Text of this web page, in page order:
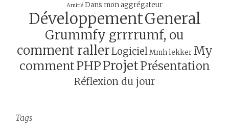
Amitié Dans mon aggrégateur
DéveloppementGeneral
Grummfy grrrrumf, ou
comment rallerLogiciel Mmh lekker My
commentPHPProjetPrésentation
Réflexion du jour
Tags